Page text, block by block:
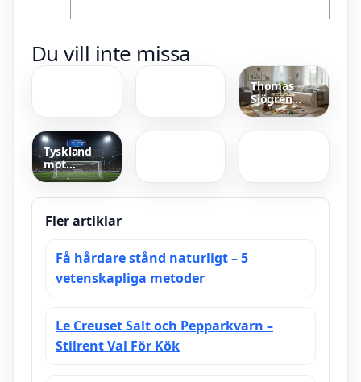
Du vill inte missa
man betala
katt –
och Trav –
Andelsspel,
Thomas
Sjögren
Kock Familj
Tyskland
mot
Bosnien och
– 7-0-seger i
Nations
League
man av
Bästa
Bluetooth-
Fler artiklar
Få hårdare stånd naturligt – 5
vetenskapliga metoder
Le Creuset Salt och Pepparkvarn –
Stilrent Val För Kök